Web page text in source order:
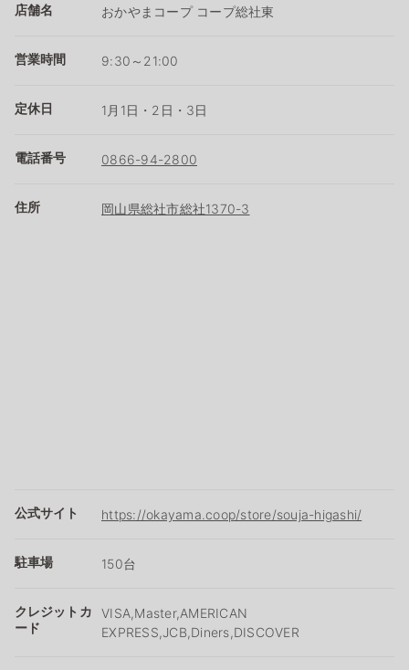
店舗名 おかやまコープ コープ総社東
営業時間 9:30～21:00
定休日 1月1日・2日・3日
電話番号 0866-94-2800
住所 岡山県総社市総社1370-3
公式サイト https://okayama.coop/store/souja-higashi/
駐車場 150台
クレジットカ
ード
VISA,Master,AMERICAN
EXPRESS,JCB,Diners,DISCOVER